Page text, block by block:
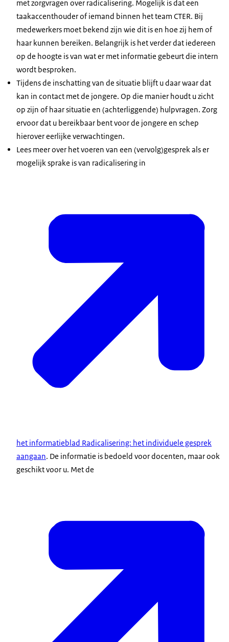
met zorgvragen over radicalisering. Mogelijk is dat een
taakaccenthouder of iemand binnen het team CTER. Bij
medewerkers moet bekend zijn wie dit is en hoe zij hem of
haar kunnen bereiken. Belangrijk is het verder dat iedereen
op de hoogte is van wat er met informatie gebeurt die intern
wordt besproken.
Tijdens de inschatting van de situatie blijft u daar waar dat
kan in contact met de jongere. Op die manier houdt u zicht
op zijn of haar situatie en (achterliggende) hulpvragen. Zorg
ervoor dat u bereikbaar bent voor de jongere en schep
hierover eerlijke verwachtingen.
Lees meer over het voeren van een (vervolg)gesprek als er
mogelijk sprake is van radicalisering in
het informatieblad Radicalisering: het individuele gesprek
aangaan. De informatie is bedoeld voor docenten, maar ook
geschikt voor u. Met de